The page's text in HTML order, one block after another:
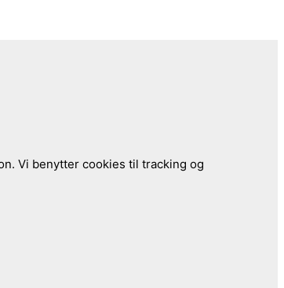
Vi benytter cookies til tracking og